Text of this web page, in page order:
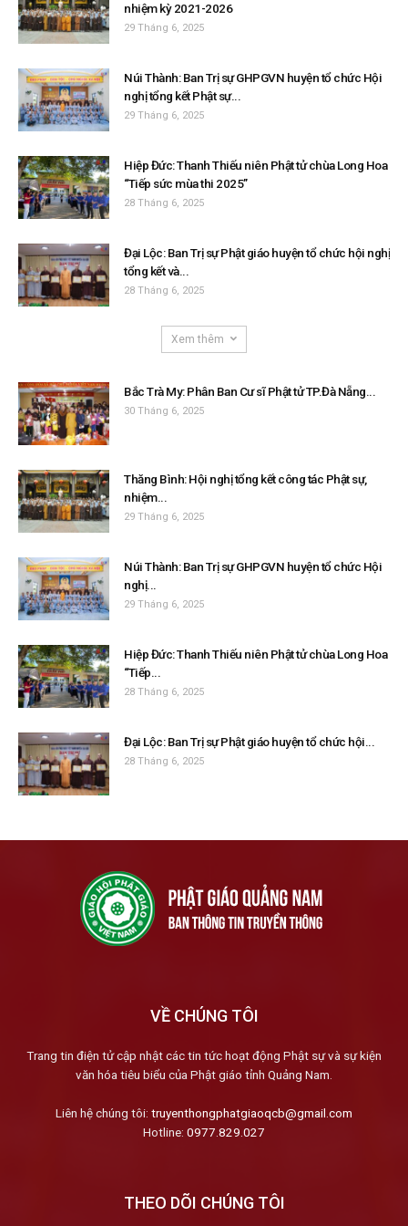
nhiệm kỳ 2021-2026
29 Tháng 6, 2025
Núi Thành: Ban Trị sự GHPGVN huyện tổ chức Hội
nghị tổng kết Phật sự...
29 Tháng 6, 2025
Hiệp Đức: Thanh Thiếu niên Phật tử chùa Long Hoa
“Tiếp sức mùa thi 2025”
28 Tháng 6, 2025
Đại Lộc: Ban Trị sự Phật giáo huyện tổ chức hội nghị
tổng kết và...
28 Tháng 6, 2025
Xem thêm
Bắc Trà My: Phân Ban Cư sĩ Phật tử TP.Đà Nẵng...
30 Tháng 6, 2025
Thăng Bình: Hội nghị tổng kết công tác Phật sự,
nhiệm...
29 Tháng 6, 2025
Núi Thành: Ban Trị sự GHPGVN huyện tổ chức Hội
nghị...
29 Tháng 6, 2025
Hiệp Đức: Thanh Thiếu niên Phật tử chùa Long Hoa
“Tiếp...
28 Tháng 6, 2025
Đại Lộc: Ban Trị sự Phật giáo huyện tổ chức hội...
28 Tháng 6, 2025
VỀ CHÚNG TÔI
Trang tin điện tử cập nhật các tin tức hoạt động Phật sự và sự kiện
văn hóa tiêu biểu của Phật giáo tỉnh Quảng Nam.
Liên hệ chúng tôi: truyenthongphatgiaoqcb@gmail.com
Hotline: 0977.829.027
THEO DÕI CHÚNG TÔI